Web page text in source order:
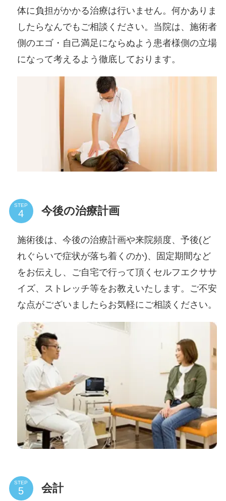
体に負担がかかる治療は行いません。何かありま
したらなんでもご相談ください。当院は、施術者
側のエゴ・自己満足にならぬよう患者様側の立場
になって考えるよう徹底しております。
STEP 今後の治療計画
施術後は、今後の治療計画や来院頻度、予後(ど
れぐらいで症状が落ち着くのか)、固定期間など
をお伝えし、ご自宅で行って頂くセルフエクササ
イズ、ストレッチ等をお教えいたします。ご不安
な点がございましたらお気軽にご相談ください。
STEP 会計